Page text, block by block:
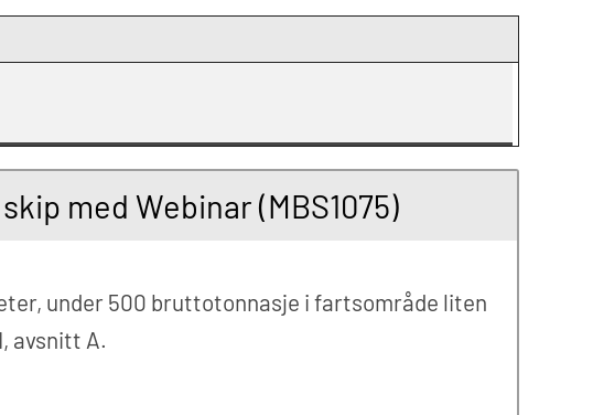
med Webinar (MBS1075)
under 500 bruttotonnasje i fartsområde liten
avsnitt A.